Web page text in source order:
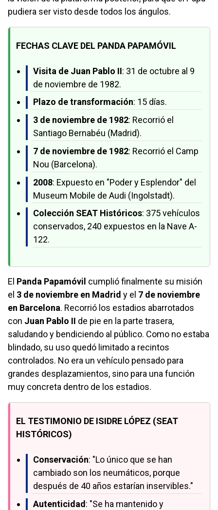
pudiera ser visto desde todos los ángulos.
FECHAS CLAVE DEL PANDA PAPAMÓVIL
Visita de Juan Pablo II: 31 de octubre al 9
de noviembre de 1982.
Plazo de transformación: 15 días.
3 de noviembre de 1982: Recorrió el
Santiago Bernabéu (Madrid).
7 de noviembre de 1982: Recorrió el Camp
Nou (Barcelona).
2008: Expuesto en "Poder y Esplendor" del
Museum Mobile de Audi (Ingolstadt).
Colección SEAT Históricos: 375 vehículos
conservados, 240 expuestos en la Nave A-
122.
El Panda Papamóvil cumplió finalmente su misión
el 3 de noviembre en Madrid y el 7 de noviembre
en Barcelona. Recorrió los estadios abarrotados
con Juan Pablo II de pie en la parte trasera,
saludando y bendiciendo al público. Como no estaba
blindado, su uso quedó limitado a recintos
controlados. No era un vehículo pensado para
grandes desplazamientos, sino para una función
muy concreta dentro de los estadios.
EL TESTIMONIO DE ISIDRE LÓPEZ (SEAT
HISTÓRICOS)
Conservación: "Lo único que se han
cambiado son los neumáticos, porque
después de 40 años estarían inservibles."
Autenticidad : "Se ha mantenido y